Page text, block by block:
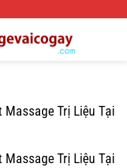
Trị Liệu Tại
Trị Liệu Tại